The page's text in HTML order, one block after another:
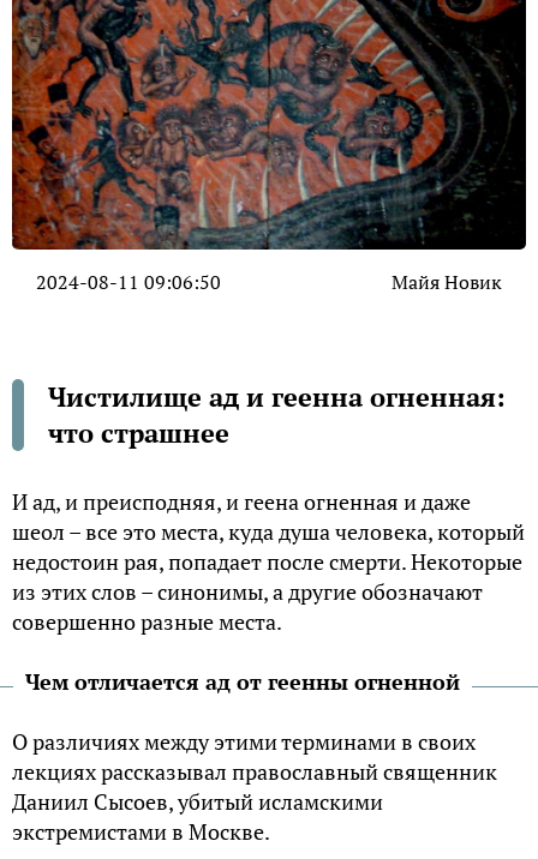
2024-08-11 09:06:50 Майя Новик
Чистилище ад и геенна огненная:
что страшнее
И ад, и преисподняя, и геена огненная и даже
шеол – все это места, куда душа человека, который
недостоин рая, попадает после смерти. Некоторые
из этих слов – синонимы, а другие обозначают
совершенно разные места.
Чем отличается ад от геенны огненной
О различиях между этими терминами в своих
лекциях рассказывал православный священник
Даниил Сысоев, убитый исламскими
экстремистами в Москве.